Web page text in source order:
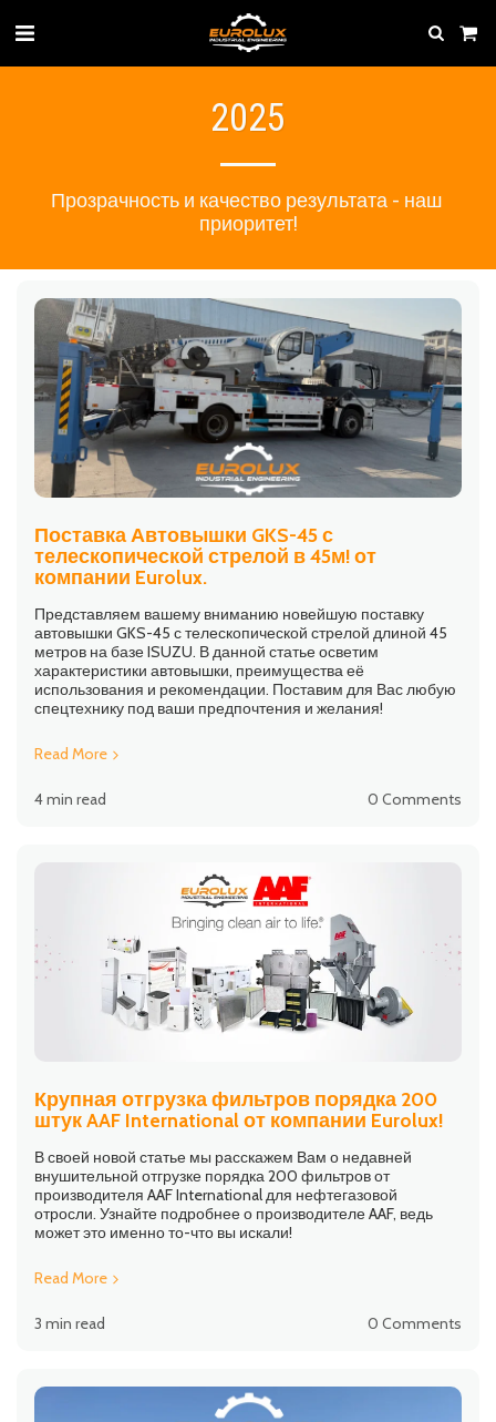
2025
Прозрачность и качество результата - наш
приоритет!
Поставка Автовышки GKS-45 с
телескопической стрелой в 45м! от
компании Eurolux.
Представляем вашему вниманию новейшую поставку
автовышки GKS-45 с телескопической стрелой длиной 45
метров на базе ISUZU. В данной статье осветим
характеристики автовышки, преимущества её
использования и рекомендации. Поставим для Вас любую
спецтехнику под ваши предпочтения и желания!
Read More
4 min read 0 Comments
Крупная отгрузка фильтров порядка 200
штук AAF International от компании Eurolux!
В своей новой статье мы расскажем Вам о недавней
внушительной отгрузке порядка 200 фильтров от
производителя AAF International для нефтегазовой
отросли. Узнайте подробнее о производителе AAF, ведь
может это именно то-что вы искали!
Read More
3 min read 0 Comments